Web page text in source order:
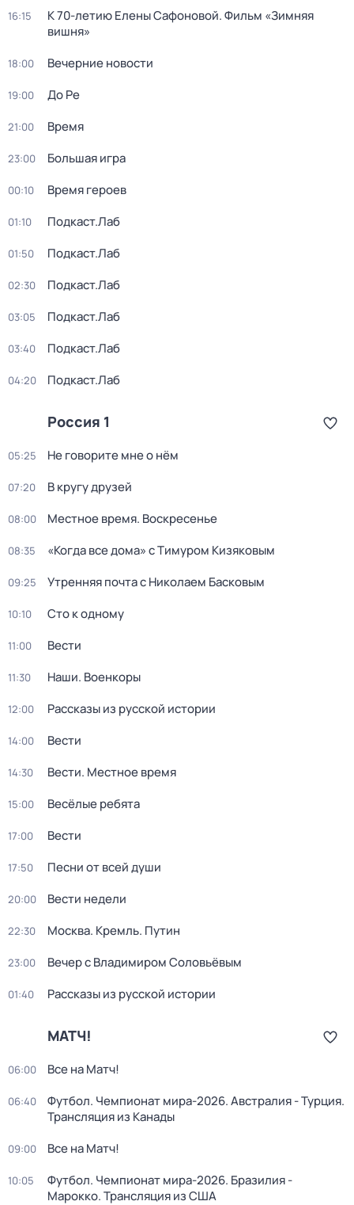
16:15
К 70-летию Елены Сафоновой. Фильм «Зимняя
вишня»
18:00 Вечерние новости
19:00 До Ре
21:00 Время
23:00 Большая игра
00:10 Время героев
01:10 Подкаст.Лаб
01:50 Подкаст.Лаб
02:30 Подкаст.Лаб
03:05 Подкаст.Лаб
03:40 Подкаст.Лаб
04:20 Подкаст.Лаб
Россия 1
05:25 Не говорите мне о нём
07:20 В кругу друзей
08:00 Местное время. Воскресенье
08:35 «Когда все дома» с Тимуром Кизяковым
09:25 Утренняя почта с Николаем Басковым
10:10 Сто к одному
11:00 Вести
11:30 Наши. Военкоры
12:00 Рассказы из русской истории
14:00 Вести
14:30 Вести. Местное время
15:00 Весёлые ребята
17:00 Вести
17:50 Песни от всей души
20:00 Вести недели
22:30 Москва. Кремль. Путин
23:00 Вечер с Владимиром Соловьёвым
01:40 Рассказы из русской истории
МАТЧ!
06:00 Все на Матч!
06:40
Футбол. Чемпионат мира-2026. Австралия - Турция.
Трансляция из Канады
09:00 Все на Матч!
10:05
Футбол. Чемпионат мира-2026. Бразилия -
Марокко. Трансляция из США